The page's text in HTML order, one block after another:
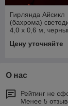
Гирлянда Айсикл
(бахрома)
4,0 х 0,6 м,
провод
диоды красные,
Цену уточняйте
О нас
Рейтинг не
Менее 5